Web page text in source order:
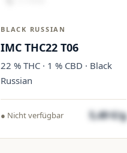
BLACK RUSSIAN
IMC THC22 T06
22 % THC · 1 % CBD · Black
Russian
● Nicht verfügbar 5,49 €/g